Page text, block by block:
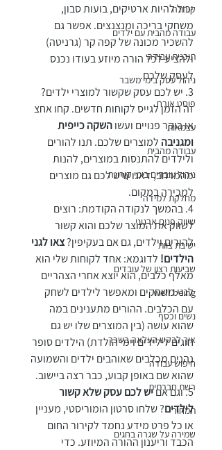
קורונה
עבודה מהבית עם ילדים
תוכנית עבודה
ניהול עסק בימי משבר
פוסט אורח
עצמאות
עבודה מהבית
ניהול עובדים בימי קורונה
מחלקת למידה
שיווק פנים ארגוני
ישיבת צוות
שביעות רצון של עובדים
well being
נשים וכסף
איך לבקש העלאה בשכר
חיפוש עבודה
רשת חברתית
תמחור
שמירה על שגרה בחגים
יכול להיות ארטיקים, בועות סבון,
משחקי בריכה ומנצנצים. אפשר גם
להשכיר מכונה של קפה קר (גרניטה)
ולהציע לכל הורה מיוזע בעודו נכנס
לעסק שלכם.
3. יש לכם עסק שקשור למוצרי ילדים?
זה הזמן לגייס לקוחות חדשים. קחו אחצ
או בוקר פנויים ועשו השקה כייפית
ומגניבה למוצרים שלכם. תנו להורים
ולילדים להתנסות במוצרים, להנות
מהמרחב, דאגו שיש לכם גם מוצרים
למכירה במקום.
4. בהמשך לנקודה הקודמת: רוצים
לשווק את המוצר שלכם והוא קשור
להורים וילדים, גם אם בעקיפין? צאו לגני
הילדים! לדוגמא: אחד לקוחות שלי הוא
מאלף כלבים, הוא יוצא אחרי הצהריים
לגני משחקים ומאפשר לילדים לשחק
עם הכלבים. ההורים מתענינים במה
שהוא עושה (בין המוצרים שלו יש גם
חוגים לילידים וימי הולדת) הילדים סופר
נהנים מכלבים שאוהבים ילדים והשמועה
שהוא שם באופן קבוע, כבר רצה ביישוב.
5. וגם אם
יש לכם עסק שלא קשור
לילדים? שלחו סרטון הומוריסטי, מעניין
או כל פרט מידע נחמד לקירור החום
הכבד וריענון ההורה המיוזע. כדי